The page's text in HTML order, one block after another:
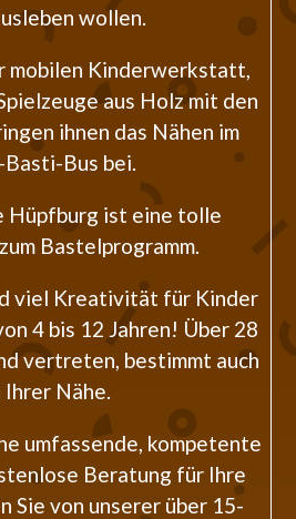
wollen.
mobilen Kinderwerkstatt,
aus Holz mit den
ihnen das Nähen im
Basti-Bus bei.
Hüpfburg ist eine tolle
Bastelprogramm.
viel Kreativität für Kinder
4 bis 12 Jahren! Über 28
vertreten, bestimmt auch
Ihrer Nähe.
umfassende, kompetente
Beratung für Ihre
Sie von unserer über 15-